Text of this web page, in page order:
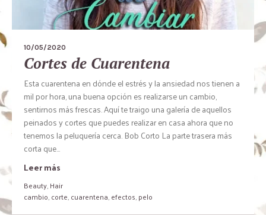
10/05/2020
Cortes de Cuarentena
Esta cuarentena en dónde el estrés y la ansiedad nos tienen a
mil por hora, una buena opción es realizarse un cambio,
sentirnos más frescas. Aquí te traigo una galería de aquellos
peinados y cortes que puedes realizar en casa ahora que no
tenemos la peluquería cerca. Bob Corto La parte trasera más
corta que...
Leer más
Beauty,Hair
cambio,corte,cuarentena,efectos,pelo